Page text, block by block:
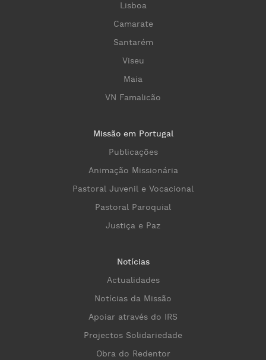
Lisboa
Camarate
Santarém
Viseu
Maia
VN Famalicão
Missão em Portugal
Publicações
Animação Missionária
Pastoral Juvenil e Vocacional
Pastoral Paroquial
Justiça e Paz
Notícias
Actualidades
Notícias da Missão
Apoiar através do IRS
Projectos Solidariedade
Obra do Redentor